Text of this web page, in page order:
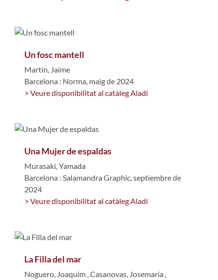
Un fosc mantell
Martín, Jaime
Barcelona : Norma, maig de 2024
> Veure disponibilitat al catàleg Aladí
Una Mujer de espaldas
Murasaki, Yamada
Barcelona : Salamandra Graphic, septiembre de
2024
> Veure disponibilitat al catàleg Aladí
La Filla del mar
Noguero, Joaquim Casanovas, Josemaría